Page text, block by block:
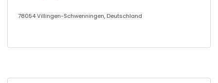
78054 Villingen-Schwenningen, Deutschland